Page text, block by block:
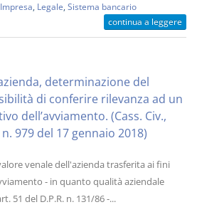
Impresa Legale Sistema bancario
continua a leggere
determinazione del
di conferire rilevanza ad un
dell’avviamento. (Cass. Civ.,
n. 979 del 17 gennaio 2018)
venale dell'azienda trasferita ai fini
- in quanto qualità aziendale
51 del D.P.R. n. 131/86 -...